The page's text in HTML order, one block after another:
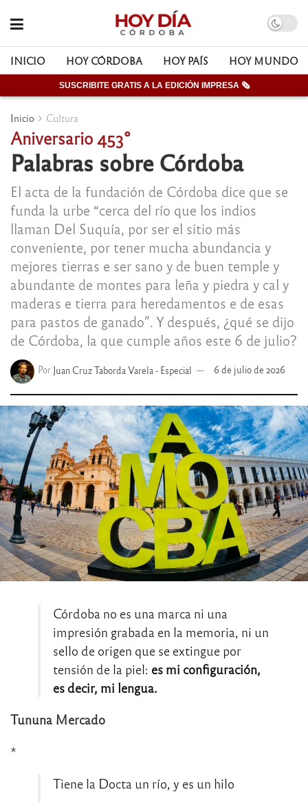
INICIO HOY CÓRDOBA HOY PAÍS HOY MUNDO
SUSCRIBITE GRATIS A LA EDICIÓN IMPRESA 🗞
Inicio Cultura
Aniversario 453°
Palabras sobre Córdoba
El acta de la fundación de Córdoba dice que se
funda la urbe “cerca del río que los indios
llaman Del Suquía, por ser el sitio más
conveniente, por tener mucha abundancia y
mejores tierras e ser sano y de buen temple y
abundante de montes para leña y piedra y cal y
maderas e tierra para heredamentos e de esas
para pastos de ganado”. Y después, ¿qué se dijo
de Córdoba, la que cumple años este 6 de julio?
Por Juan Cruz Taborda Varela - Especial 6 de julio de 2026
Córdoba no es una marca ni una
impresión grabada en la memoria, ni un
sello de origen que se extingue por
tensión de la piel: es mi configuración,
es decir, mi lengua.
Tununa Mercado
*
Tiene la Docta un río, y es un hilo